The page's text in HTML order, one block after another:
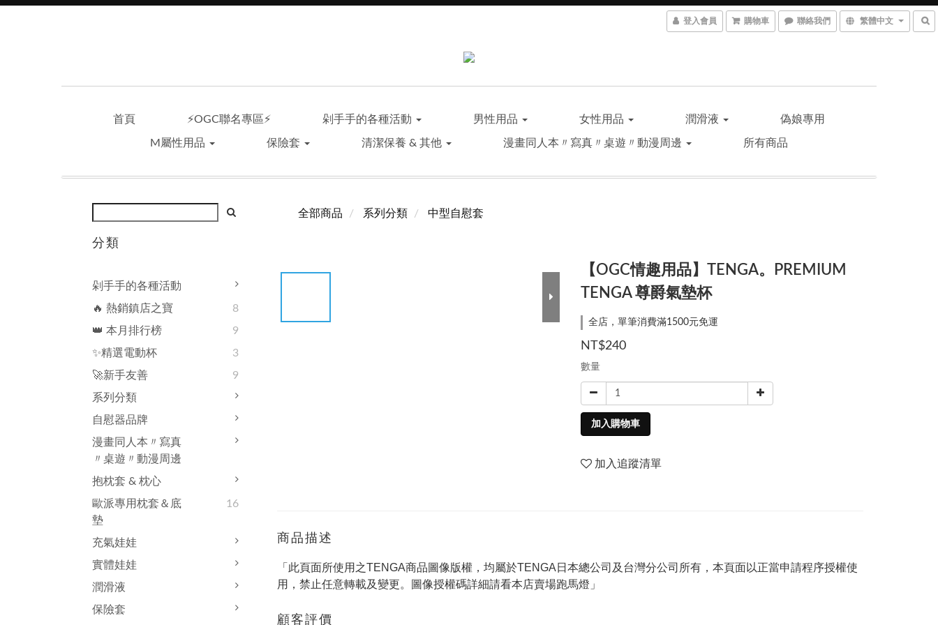
登入會員 購物車 聯絡我們 繁體中文
首頁 ⚡OGC聯名專區⚡ 剁手手的各種活動 男性用品 女性用品 潤滑液 偽娘專用
M屬性用品 保險套 清潔保養 & 其他 漫畫同人本〃寫真〃桌遊〃動漫周邊 所有商品
分類
剁手手的各種活動
🔥 熱銷鎮店之寶
8
👑 本月排行榜
9
✨精選電動杯
3
🚀新手友善
9
系列分類
自慰器品牌
漫畫同人本〃寫真
〃桌遊〃動漫周邊
抱枕套 & 枕心
歐派專用枕套＆底
墊
16
充氣娃娃
實體娃娃
潤滑液
保險套
全部商品 系列分類 中型自慰套
【OGC情趣用品】TENGA。PREMIUM
TENGA 尊爵氣墊杯
全店，單筆消費滿1500元免運
NT$240
數量
加入購物車
加入追蹤清單
商品描述
「此頁面所使用之TENGA商品圖像版權，均屬於TENGA日本總公司及台灣分公司所有，本頁面以正當申請程序授權使
用，禁止任意轉載及變更。圖像授權碼詳細請看本店賣場跑馬燈」
顧客評價